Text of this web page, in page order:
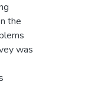
the
was